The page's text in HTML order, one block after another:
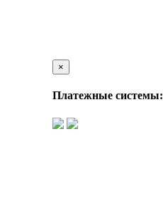
×
Платежные системы: